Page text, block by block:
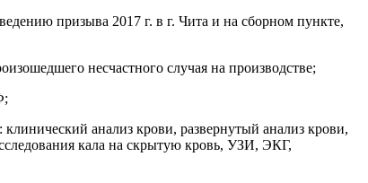
призыва 2017 г. в г. Чита и на сборном пункте,
несчастного случая на производстве;
анализ крови, развернутый анализ крови,
кала на скрытую кровь, УЗИ, ЭКГ,